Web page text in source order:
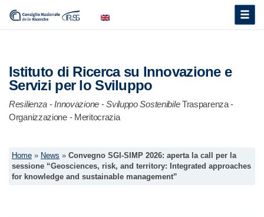
Toggle
Istituto di Ricerca su Innovazione e
Servizi per lo Sviluppo
Resilienza -Innovazione-Sviluppo Sostenibile Trasparenza -
Organizzazione - Meritocrazia
Home » News » Convegno SGI-SIMP 2026: aperta la call per la
sessione “Geosciences, risk, and territory: Integrated approaches
for knowledge and sustainable management”